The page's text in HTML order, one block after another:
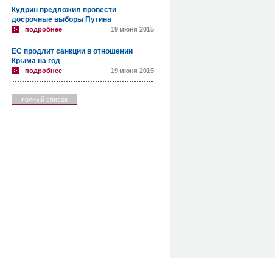
Кудрин предложил провести
досрочные выборы Путина
подробнее 19 июня 2015
ЕС продлит санкции в отношении
Крыма на год
подробнее 19 июня 2015
полный список